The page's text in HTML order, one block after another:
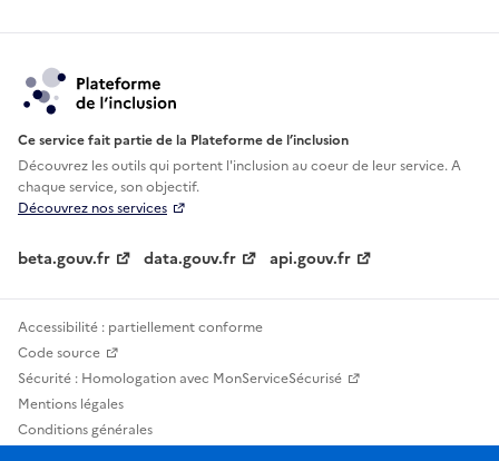
Ce service fait partie de la Plateforme de l’inclusion
Découvrez les outils qui portent l'inclusion aucoeur de leur service. A
chaque service, son objectif.
Découvrez nos services
beta.gouv.fr data.gouv.fr api.gouv.fr
Accessibilité : partiellement conforme
Code source
Sécurité : Homologation avec MonServiceSécurisé
Mentions légales
Conditions générales